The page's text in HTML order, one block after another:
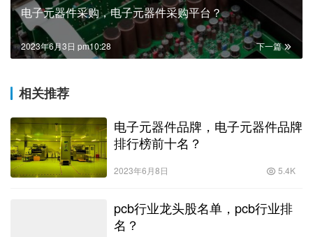
电子元器件采购，电子元器件采购平台？
下一篇
2023年6月3日 pm10:28
相关推荐
电子元器件品牌，电子元器件品牌
排行榜前十名？
2023年6月8日 5.4K
pcb行业龙头股名单，pcb行业排
名？